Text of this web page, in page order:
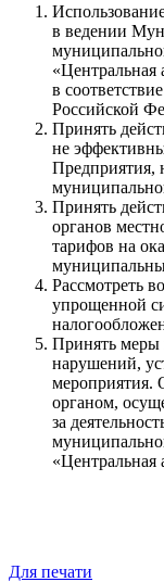
в ведении
«Центральная
в
Российской
Принять
не
Предприятия,
Принять
органов
тарифов на
Рассмотреть
упрощенной
Принять
нарушений,
мероприятия.
органом,
за
«Центральная
Для печати